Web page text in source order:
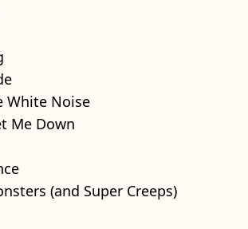
White Noise
Me Down
(and Super Creeps)